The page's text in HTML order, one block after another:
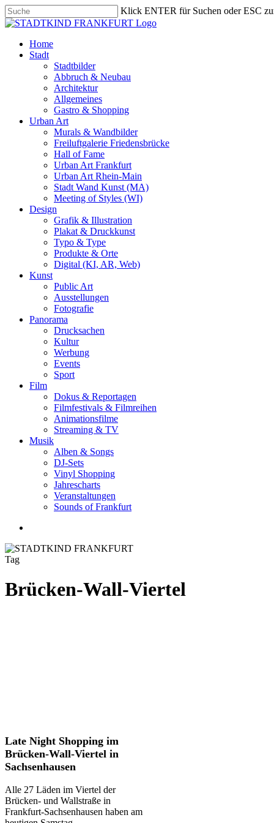
Skip
to
content
Klick ENTER für Suchen oder ESC
Close
search
Menu
Home
Stadt
Stadtbilder
Abbruch & Neubau
Architektur
Allgemeines
Gastro & Shopping
Urban Art
Murals & Wandbilder
Freiluftgalerie Friedensbrücke
Hall of Fame
Urban Art Frankfurt
Urban Art Rhein-Main
Stadt Wand Kunst (MA)
Meeting of Styles (WI)
Design
Grafik & Illustration
Plakat & Druckkunst
Typo & Type
Produkte & Orte
Digital (KI, AR, Web)
Kunst
Public Art
Ausstellungen
Fotografie
Panorama
Drucksachen
Kultur
Werbung
Events
Sport
Film
Dokus & Reportagen
Filmfestivals & Filmreihen
Animationsfilme
Streaming & TV
Musik
Alben & Songs
DJ-Sets
Vinyl Shopping
Jahrescharts
Veranstaltungen
Sounds of Frankfurt
Tag
Brücken-Wall-Viertel
Late
Night
Shopping
im
Wall-
Viertel
in
Late Night Shopping im
Brücken-Wall-Viertel in
Sachsenhausen
Alle 27 Läden im Viertel der
Brücken- und Wallstraße in
Frankfurt-Sachsenhausen haben am